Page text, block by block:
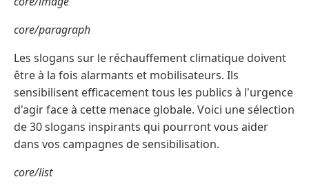
core/paragraph
Les slogans sur le réchauffement climatique doivent
être à la fois alarmants et mobilisateurs. Ils
sensibilisent efficacement tous les publics à l'urgence
d'agir face à cette menace globale. Voici une sélection
de 30 slogans inspirants qui pourront vous aider
dans vos campagnes de sensibilisation.
core/list